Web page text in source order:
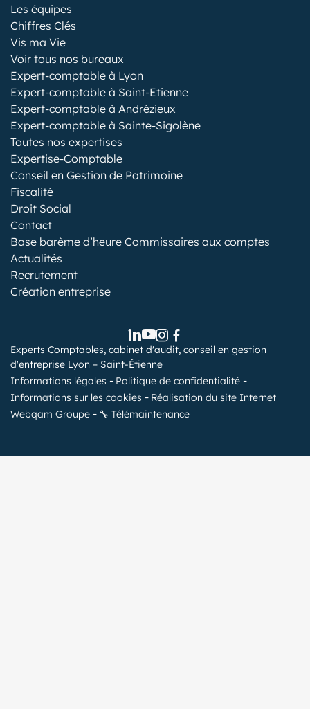
Les équipes
Chiffres Clés
Vis ma Vie
Voir tous nos bureaux
Expert-comptable à Lyon
Expert-comptable à Saint-Etienne
Expert-comptable à Andrézieux
Expert-comptable à Sainte-Sigolène
Toutes nos expertises
Expertise-Comptable
Conseil en Gestion de Patrimoine
Fiscalité
Droit Social
Contact
Base barème d’heure Commissaires aux comptes
Actualités
Recrutement
Création entreprise
Experts Comptables, cabinet d'audit, conseil en gestion
d'entreprise Lyon – Saint-Étienne
Informations légales
Politique de confidentialité
Informations sur les cookies
Réalisation du site Internet
Webqam Groupe
🔧 Télémaintenance